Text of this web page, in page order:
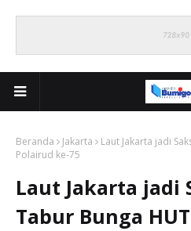
Beranda Jakarta
Laut Jakarta jadi
Polairud ke-75
Laut Jakarta jadi
Tabur Bunga